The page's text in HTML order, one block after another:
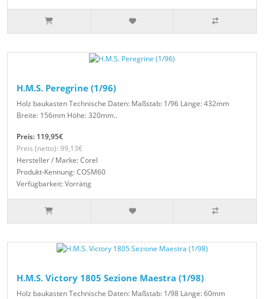
H.M.S. Peregrine (1/96)
Holz baukasten Technische Daten: Maßstab: 1/96 Länge: 432mm
Breite: 156mm Höhe: 320mm..
Preis: 119,95€
Preis (netto): 99,13€
Hersteller / Marke: Corel
Produkt-Kennung: COSM60
Verfügbarkeit: Vorrätig
H.M.S. Victory 1805 Sezione Maestra (1/98)
Holz baukasten Technische Daten: Maßstab: 1/98 Länge: 60mm